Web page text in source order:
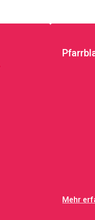
Mehr